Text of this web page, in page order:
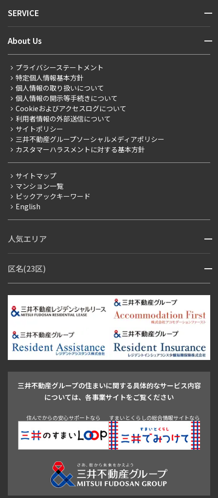
新着情報から探す
新着募集情報
こだわりから探す
こだわり一覧
プレミアムマンション
新築
当社限定（港区・渋谷区）
当社限定（港区・渋谷区以外）
三井不動産企画
賃料改定
フリーレント
ペット可
ブランドマンション
マンションレポート
住まいのコラム
SERVICE 開閉
会員ページ
ご入居・提携サービス
お部屋探しからご契約まで
よくあるご質問
社宅紹介
【仲介会社様向け】当社仲介事業部取り扱い物件入居申込
About Us 開閉
会社情報
事業案内
採用情報
ニュースリリース
お問い合わせ
プライバシーステートメント
特定個人情報基本方針
個人情報の取り扱いについて
個人情報の開示等手続きについて
Cookieおよびアクセスログについて
利用者情報の外部送信について
サイトポリシー
三井不動産グループソーシャルメディアポリシー
カスタマーハラスメントに対する基本方針
サイトマップ
マンション一覧
ピックアックキーワード
English
人気エリア 開閉
青山・表参道・原宿
市ヶ谷・神楽坂・飯田橋
三田・芝・浜松町
芝浦・汐留・品川
月島・勝どき・豊洲
本郷・春日・小石川
目白・高田馬場・早稲田
池尻大橋・三軒茶屋
祐天寺・学芸大学・自由が丘
駒沢・用賀・二子玉川
成城・砧
池袋・板橋・王子
青山 渋谷 東京・大手町 新宿 品川
目黒・中目黒
区名(23区) 開閉
江東区 台東区 墨田区
中野区
豊島区
杉並区 板橋区 練馬区 荒川区
足立区
葛飾区
江戸川区
三井不動産グループの住まいに関する具体的なサービス内容
については、各事業サイトをご覧ください
住んでからの安心サポートなら すまいとくらしの総合情報サイトなら